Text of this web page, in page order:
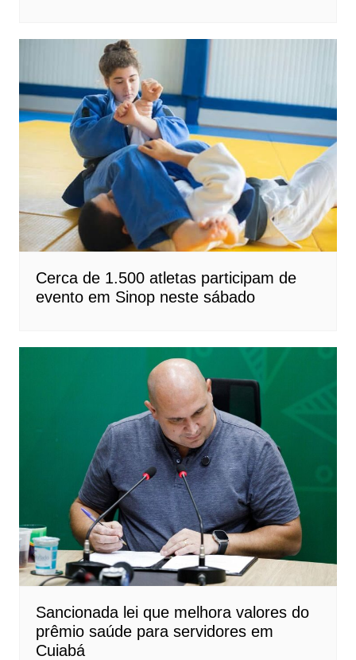
Cerca de 1.500 atletas participam de
evento em Sinop neste sábado
Sancionada lei que melhora valores do
prêmio saúde para servidores em
Cuiabá